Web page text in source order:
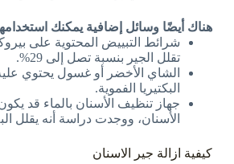
هناك أيضًا وسائل إضافية يمكنك
شرائط التبييض المحتوية على
تقلل الجير بنسبة تصل إلى 29%.
الشاي الأخضر أو غسول يحتوي
البكتيريا الفموية.
جهاز تنظيف الأسنان بالماء قد يكون
الأسنان، ووجدت دراسة أنه يقلل
كيفية ازالة جير الاسنان